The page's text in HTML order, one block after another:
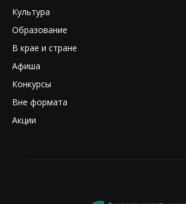
Культура
Образование
В крае и стране
Афиша
Конкурсы
Вне формата
Акции